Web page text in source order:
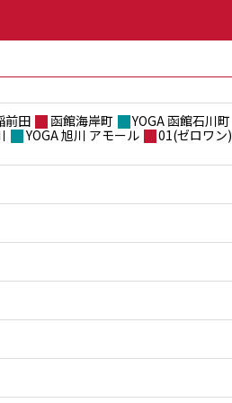
前田 函館海岸町
YOGA 函館石川町
YOGA 旭川 アモール
01(ゼロワン)